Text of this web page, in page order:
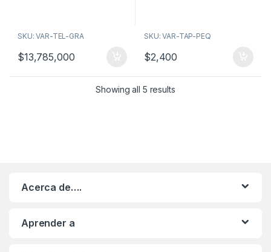
SKU: VAR-TEL-GRA
$13,785,000
SKU: VAR-TAP-PEQ
$2,400
Showing all 5 results
Acerca de….
Aprender a